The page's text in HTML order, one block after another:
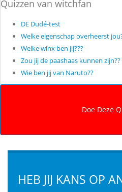
Quizzen van witchfan
DE Dudé-test
Welke eigenschap overheerst
Welke winx ben jij???
Zou jij de paashaas kunnen zijn??
Wie ben jij van Naruto??
HEB JIJ KANS OP